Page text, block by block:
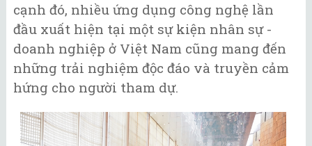
cạnh đó, nhiều ứng dụng công nghệ lần
đầu xuất hiện tại một sự kiện nhân sự -
doanh nghiệp ở Việt Nam cũng mang đến
những trải nghiệm độc đáo và truyền cảm
hứng cho người tham dự.